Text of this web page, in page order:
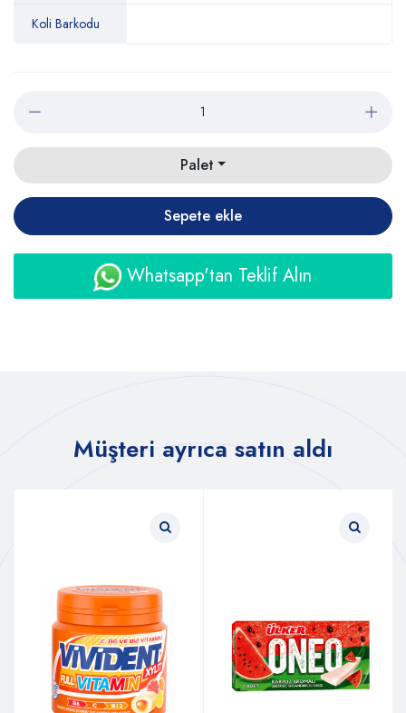
Koli Barkodu
Palet
Sepete ekle
Whatsapp'tan Teklif Alın
Müşteri ayrıca satın aldı